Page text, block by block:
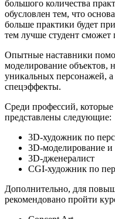
большого количества
обусловлен тем, что
больше практики будет
тем лучше студент сможет
Опытные наставники
моделирование объектов,
уникальных персонажей,
спецэффекты.
Среди профессий,
представлены следующие:
3D-художник по
3D-моделирование и
3D-дженералист
CGI-художник по
Дополнительно, для
рекомендовано пройти